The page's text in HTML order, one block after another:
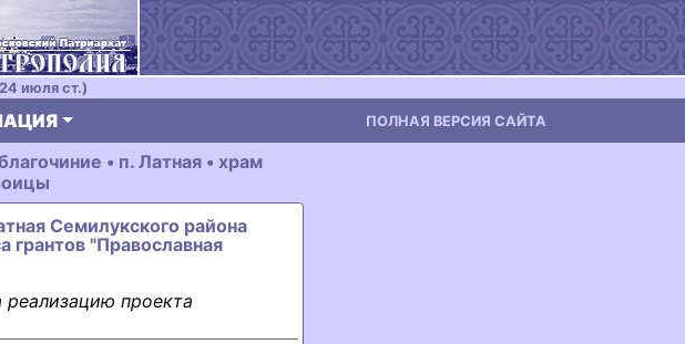
июля ст.)
ПОЛНАЯ ВЕРСИЯ САЙТА
• п. Латная • храм
Семилукского района
"Православная
реализацию проекта